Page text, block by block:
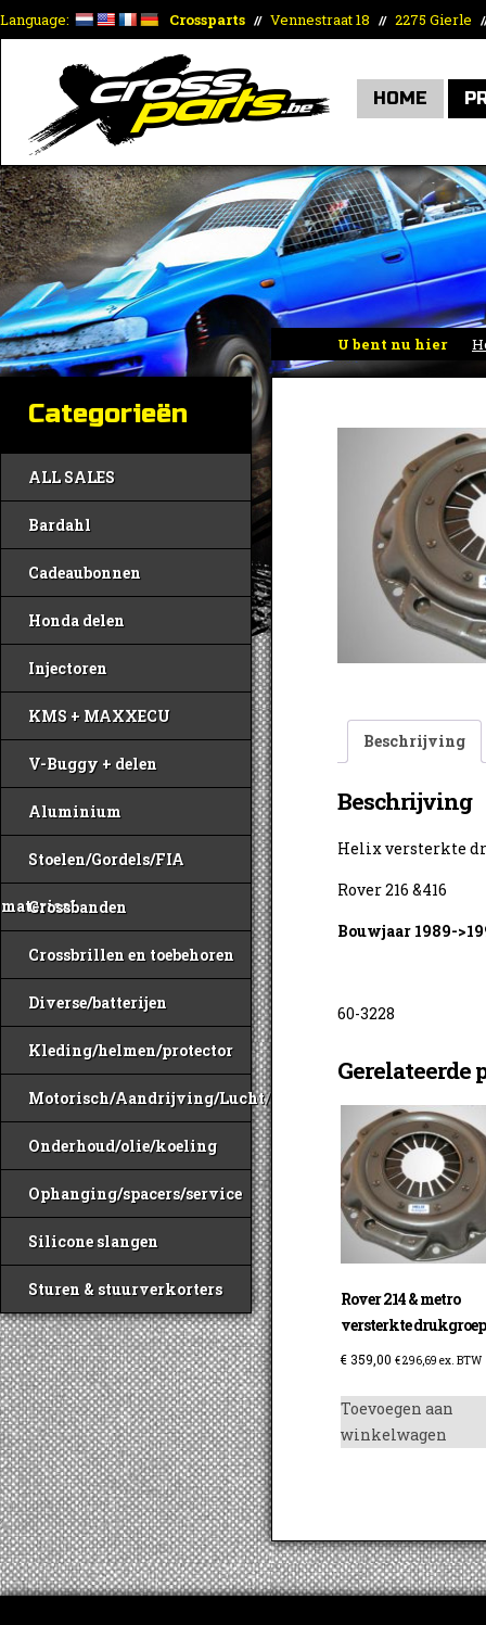
Language: Crossparts // Vennestraat 18 // 2275 Gierle
HOME
U bent nu hier
Categorieën
ALL SALES
Bardahl
Cadeaubonnen
Honda delen
Injectoren
KMS + MAXXECU
V-Buggy + delen
Aluminium
Stoelen/Gordels/FIA
materiaal
Crossbanden
Crossbrillen en toebehoren
Diverse/batterijen
Kleding/helmen/protector
Motorisch/Aandrijving/Lucht/Benzine
Onderhoud/olie/koeling
Ophanging/spacers/service
Silicone slangen
Sturen & stuurverkorters
Beschrijving
Beschrijving
Helix versterkte
Rover 216 &416
Bouwjaar 1989-
60-3228
Gerelateerde
Rover 214 & metro
versterkte drukgroep
€ 359,00 €296,69 ex. BTW
Toevoegen aan
winkelwagen